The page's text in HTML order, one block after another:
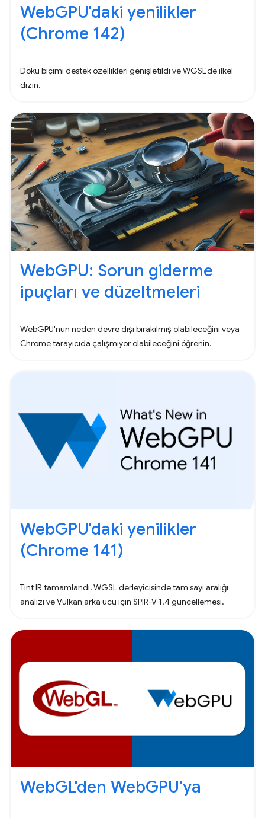
WebGPU'daki yenilikler
(Chrome 142)
Doku biçimi destek özellikleri genişletildi ve WGSL'de ilkel
dizin.
WebGPU: Sorun giderme
ipuçları ve düzeltmeleri
WebGPU'nun neden devre dışı bırakılmış olabileceğini veya
Chrome tarayıcıda çalışmıyor olabileceğini öğrenin.
WebGPU'daki yenilikler
(Chrome 141)
Tint IR tamamlandı, WGSL derleyicisinde tam sayı aralığı
analizi ve Vulkan arka ucu için SPIR-V 1.4 güncellemesi.
WebGL'den WebGPU'ya